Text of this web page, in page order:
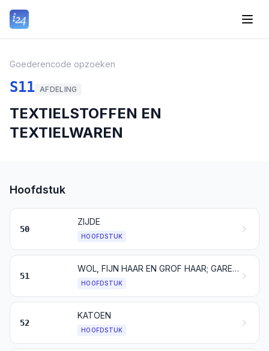
Goederencode opzoeken
S11 AFDELING
TEXTIELSTOFFEN EN
TEXTIELWAREN
Hoofdstuk
50
ZIJDE
HOOFDSTUK
51
WOL, FIJN HAAR EN GROF HAAR; GARENS EN WEEFSELS VAN PAARDENHAAR (CRIN)
HOOFDSTUK
52
KATOEN
HOOFDSTUK